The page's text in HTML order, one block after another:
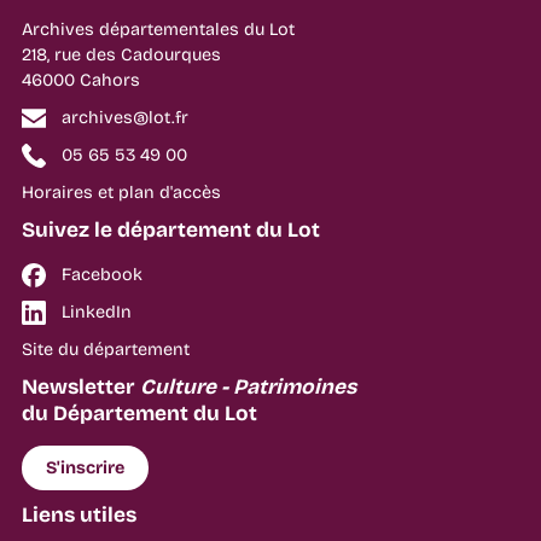
Archives départementales du Lot
218, rue des Cadourques
46000 Cahors
archives@lot.fr
05 65 53 49 00
Horaires et plan d'accès
Suivez le département du Lot
Facebook
LinkedIn
Site du département
Newsletter Culture - Patrimoines
du Département du Lot
S'inscrire
Liens utiles